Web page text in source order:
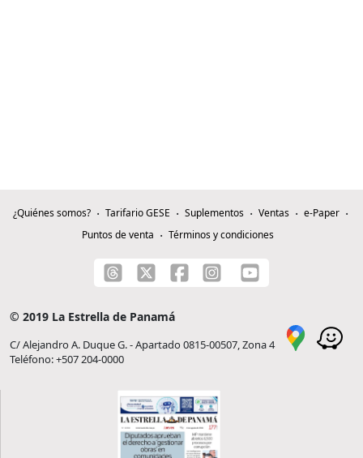
¿Quiénes somos? Tarifario GESE Suplementos Ventas
e-Paper
Puntos de venta
Términos y condiciones
© 2019 La Estrella de Panamá
C/ Alejandro A. Duque G. - Apartado 0815-00507, Zona 4
Teléfono: +507 204-0000